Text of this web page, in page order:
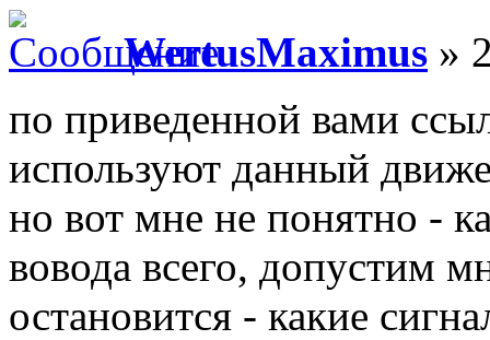
WertusMaximus »
по приведенной вами
используют данный
но вот мне не понятно -
вовода всего, допустим
остановится - какие